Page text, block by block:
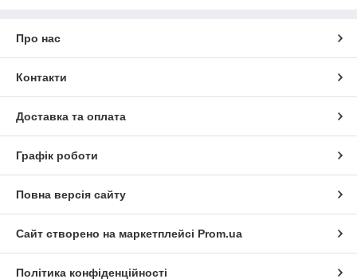
Про нас
Контакти
Доставка та оплата
Графік роботи
Повна версія сайту
Сайт створено на маркетплейсі Prom.ua
Політика конфіденційності